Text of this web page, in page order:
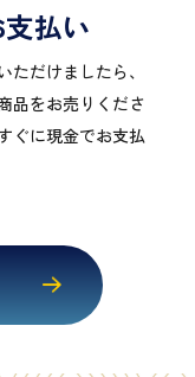
払い
ただけましたら、
品をお売りくださ
ぐに現金でお支払